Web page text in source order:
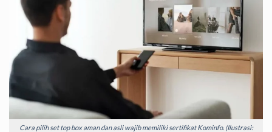
Cara pilih set top box aman dan asli wajib memiliki sertifikat Kominfo. (Ilustrasi: